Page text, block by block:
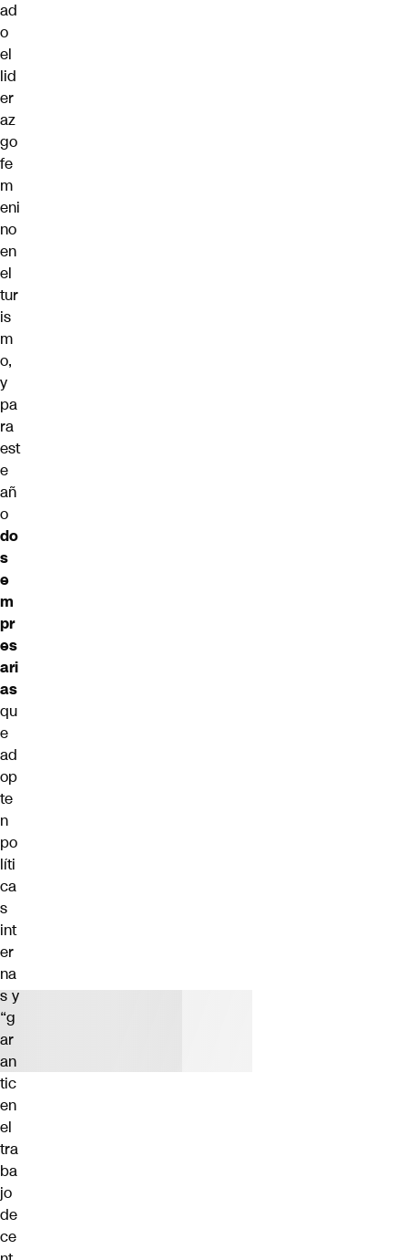
ad
o
el
lid
er
az
go
fe
m
eni
no
en
el
tur
is
m
o,
y
pa
ra
est
e
añ
o
do
s
e
m
pr
es
ari
as
qu
e
ad
op
te
n
po
líti
ca
s
int
er
na
s y
“g
ar
an
tic
en
el
tra
ba
jo
de
ce